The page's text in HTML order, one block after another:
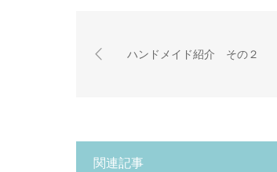
ハンドメイド紹介 その２
関連記事